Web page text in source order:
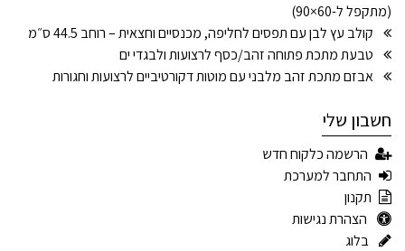
(מתקפל ל-60×90)
קולב עץ לבן עם תפסים לחליפה, מכנסיים וחצאית – רוחב 44.5 ס״מ
טבעת מתכת פתוחה זהב/כסף לרצועות ולבגדי ים
אבזם מתכת זהב מלבני עם מוטות דקורטיביים לרצועות וחגורות
חשבון שלי
הרשמה כלקוח חדש
התחבר למערכת
תקנון
הצהרת נגישות
בלוג